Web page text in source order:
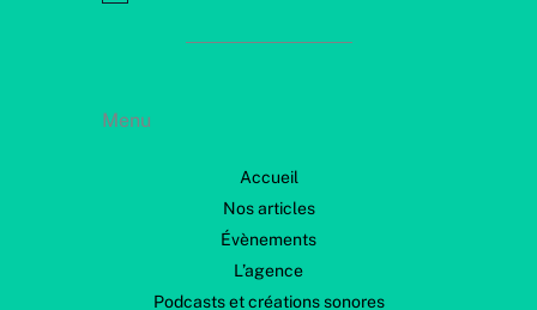
Menu
Accueil
Nos articles
Évènements
L’agence
Podcasts et créations sonores